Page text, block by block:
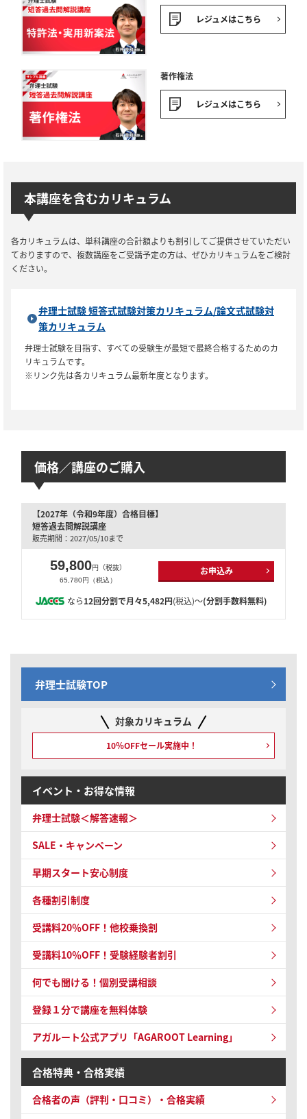
レジュメはこちら
著作権法
レジュメはこちら
本講座を含むカリキュラム
各カリキュラムは、単科講座の合計額よりも割引してご提供させていただい
ておりますので、複数講座をご受講予定の方は、ぜひカリキュラムをご検討
ください。
弁理士試験 短答式試験対策カリキュラム/論文式試験対
策カリキュラム
弁理士試験を目指す、すべての受験生が最短で最終合格するためのカ
リキュラムです。
※リンク先は各カリキュラム最新年度となります。
価格／講座のご購入
【2027年（令和9年度）合格目標】
短答過去問解説講座
販売期間：2027/05/10まで
59,800円（税抜）
65,780円（税込）
お申込み
なら12回分割で月々5,482円(税込)～(分割手数料無料)
弁理士試験TOP
対象カリキュラム
10％OFFセール実施中！
イベント・お得な情報
弁理士試験＜解答速報＞
SALE・キャンペーン
早期スタート安心制度
各種割引制度
受講料20％OFF！他校乗換割
受講料10％OFF！受験経験者割引
何でも聞ける！個別受講相談
登録１分で講座を無料体験
アガルート公式アプリ「AGAROOT Learning」
合格特典・合格実績
合格者の声（評判・口コミ）・合格実績